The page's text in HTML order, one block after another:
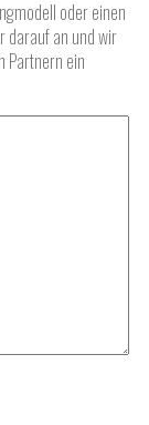
oder einen
darauf an und wir
Partnern ein